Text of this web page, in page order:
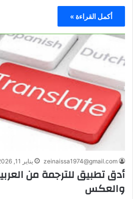
أكمل القراءة »
zeinaissa1974@gmail.com يناير 11, 2026
أدق تطبيق للترجمة من
والعكس